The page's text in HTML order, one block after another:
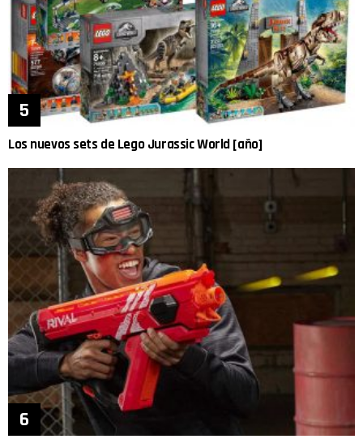
Los nuevos sets de Lego Jurassic World [año]